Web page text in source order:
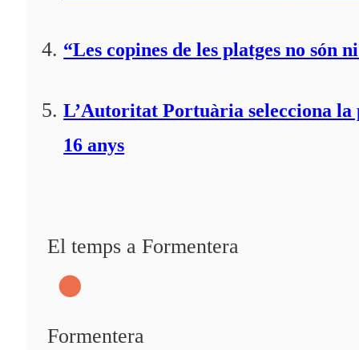
“Les copines de les platges no
L’Autoritat Portuària selecciona
16 anys
El temps a Formentera
Formentera